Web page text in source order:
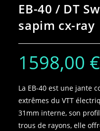
EB-40 / DT
sapim cx-ray
1598,00 €
La EB-40 est une jante
extrêmes du VTT
31mm interne, son
trous de rayons, elle